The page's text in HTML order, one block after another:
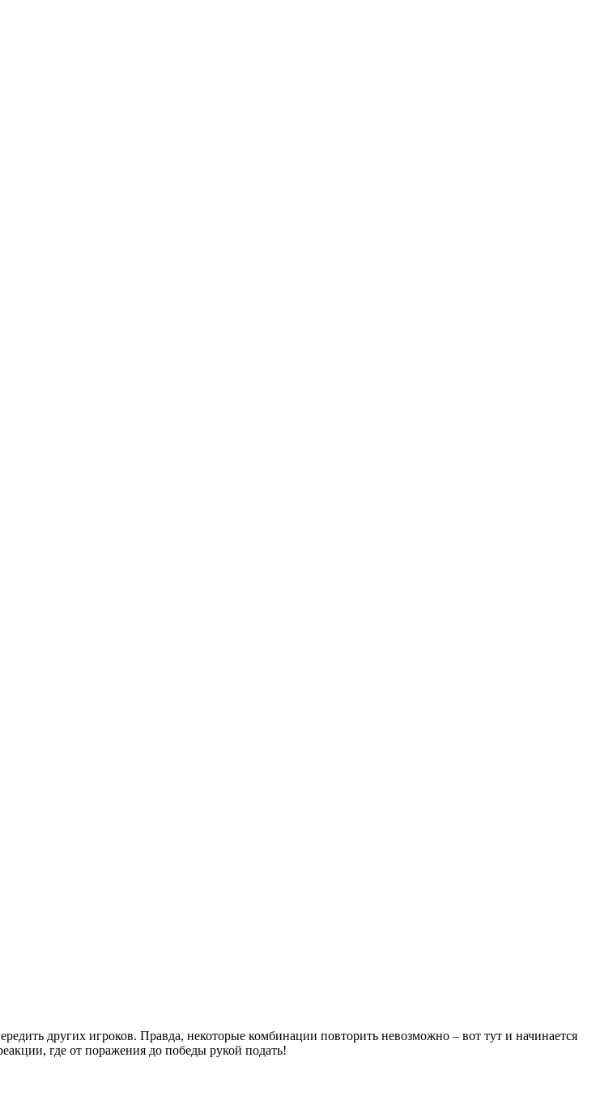
других игроков. Правда, некоторые комбинации повторить невозможно – вот тут и начинается
где от поражения до победы рукой подать!